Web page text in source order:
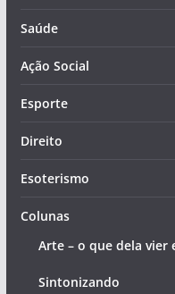
Saúde
Ação Social
Esporte
Direito
Esoterismo
Colunas
Arte – o que dela vier
Sintonizando